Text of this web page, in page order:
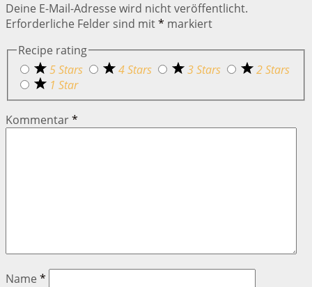
Deine E-Mail-Adresse wird nicht veröffentlicht.
Erforderliche Felder sind mit* markiert
Recipe rating
5 Stars
4 Stars 3 Stars
2 Stars
1 Star
Kommentar*
Name *